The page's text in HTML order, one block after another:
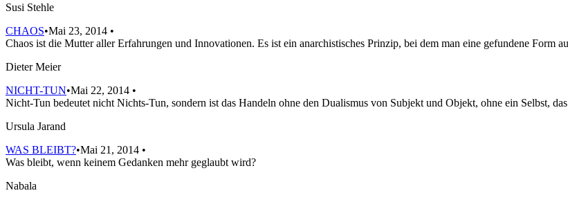
Susi Stehle
CHAOS•Mai 23, 2014 •
Chaos ist die Mutter aller Erfahrungen und Innovationen. Es ist ein anarchistisches Prinzip, bei dem man eine gefundene Form
Dieter Meier
NICHT-TUN•Mai 22, 2014 •
Nicht-Tun bedeutet nicht Nichts-Tun, sondern ist das Handeln ohne den Dualismus von Subjekt und Objekt, ohne ein Selbst,
Ursula Jarand
WAS BLEIBT?•Mai 21, 2014 •
Was bleibt, wenn keinem Gedanken mehr geglaubt wird?
Nabala